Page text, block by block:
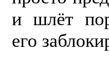
и шлёт
его